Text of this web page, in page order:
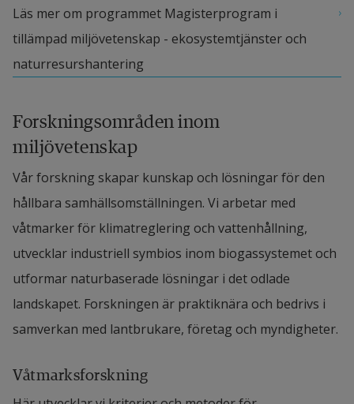
Läs mer om programmet Magisterprogram i
tillämpad miljövetenskap - ekosystemtjänster och
naturresurshantering
Forskningsområden inom
miljövetenskap
Vår forskning skapar kunskap och lösningar för den
hållbara samhällsomställningen. Vi arbetar med
våtmarker för klimatreglering och vattenhållning,
utvecklar industriell symbios inom biogassystemet och
utformar naturbaserade lösningar i det odlade
landskapet. Forskningen är praktiknära och bedrivs i
samverkan med lantbrukare, företag och myndigheter.
Våtmarksforskning